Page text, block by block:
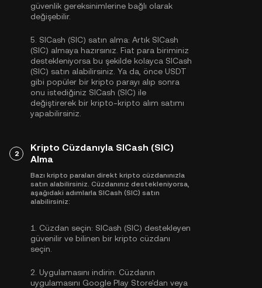
güvenlik gereksinimlerine bağlı olarak
değişebilir.
5. SICash (SIC) satın alma: Artık SICash
(SIC) almaya hazırsınız. Fiat para biriminiz
destekleniyorsa bu şekilde kolayca SICash
(SIC) satın alabilirsiniz. Ya da, önce USDT
gibi popüler bir kripto parayı alıp sonra
onu istediğiniz SICash (SIC) ile
değiştirerek bir kripto-kripto alım satımı
yapabilirsiniz.
2
Kripto Cüzdanıyla SICash (SIC)
Alma
Bazı kripto paraları direkt kripto cüzdanınızla
satın alabilirsiniz. Cüzdanınız destekleniyorsa,
aşağıdaki adımlarla SICash (SIC) satın
alabilirsiniz:
1. Cüzdan seçin: SICash (SIC) destekleyen
güvenilir ve bilinen bir kripto cüzdanı
seçin.
2. Uygulamasını indirin: Cüzdanın
uygulamasını Google Play Store'dan veya